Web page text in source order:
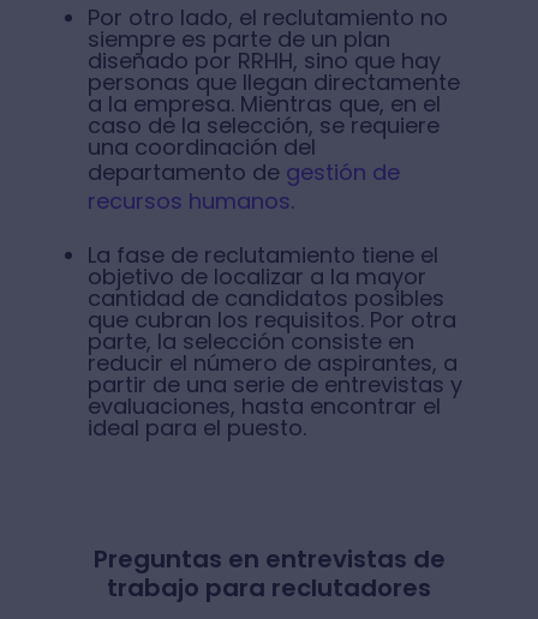
Por otro lado, el reclutamiento no
siempre es parte de un plan
diseñado por RRHH, sino que hay
personas que llegan directamente
a la empresa. Mientras que, en el
caso de la selección, se requiere
una coordinación del
departamento de gestión de
recursos humanos.
La fase de reclutamiento tiene el
objetivo de localizar a la mayor
cantidad de candidatos posibles
que cubran los requisitos. Por otra
parte, la selección consiste en
reducir el número de aspirantes, a
partir de una serie de entrevistas y
evaluaciones, hasta encontrar el
ideal para el puesto.
Preguntas en entrevistas de
trabajo para reclutadores